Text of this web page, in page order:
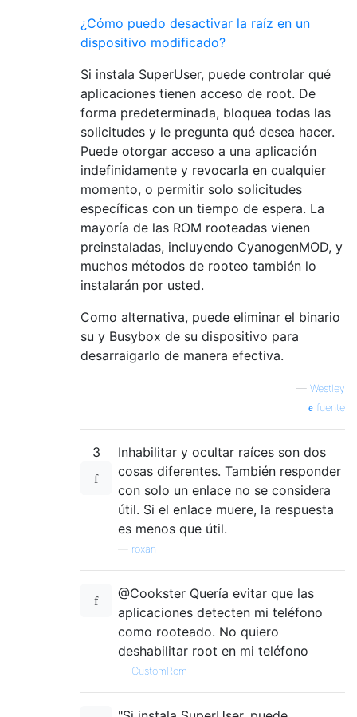
¿Cómo puedo desactivar la raíz en un
dispositivo modificado?
Si instala SuperUser, puede controlar qué
aplicaciones tienen acceso de root. De
forma predeterminada, bloquea todas las
solicitudes y le pregunta qué desea hacer.
Puede otorgar acceso a una aplicación
indefinidamente y revocarla en cualquier
momento, o permitir solo solicitudes
específicas con un tiempo de espera. La
mayoría de las ROM rooteadas vienen
preinstaladas, incluyendo CyanogenMOD, y
muchos métodos de rooteo también lo
instalarán por usted.
Como alternativa, puede eliminar el binario
su y Busybox de su dispositivo para
desarraigarlo de manera efectiva.
— Westley
fuente
3
Inhabilitar y ocultar raíces son dos
cosas diferentes. También responder
con solo un enlace no se considera
útil. Si el enlace muere, la respuesta
es menos que útil.
roxan
@Cookster Quería evitar que las
aplicaciones detecten mi teléfono
como rooteado. No quiero
deshabilitar root en mi teléfono
— CustomRom